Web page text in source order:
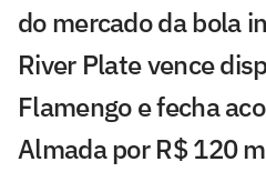
do mercado da bola
River Plate vence
Flamengo e fecha
Almada por R$ 120